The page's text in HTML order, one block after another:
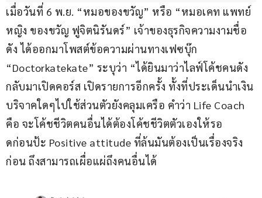
เมื่อวันที่ 6 พ.ย. “หมอของขวัญ” หรือ “หมอเคท แพทย์
หญิง ของขวัญ ฟูจิตนิรันดร์” เจ้าของธุรกิจความงามชื่อ
ดัง ได้ออกมาโพสต์ข้อความผ่านทางเฟซบุ๊ก
“Doctorkatekate” ระบุว่า “ได้ยินมาว่าไลฟ์โค้ชคนดัง
กลับมาเปิดคอร์ส เปิดรายการอีกครั้ง ทั้งที่ประเด็นนำเงิน
บริจาคใดๆไปใช้ส่วนตัวยังคลุมเครือ คำว่า Life Coach
คือ จะโค้ชชีวิตคนอื่นได้ต้องโค้ชชีวิตตัวเองให้รอ
ดก่อนป้ะ Positive attitude ที่ล้นมันต้องเป็นเรื่องจริง
ก่อน ถึงสามารถเผื่อแผ่ถึงคนอื่นได้